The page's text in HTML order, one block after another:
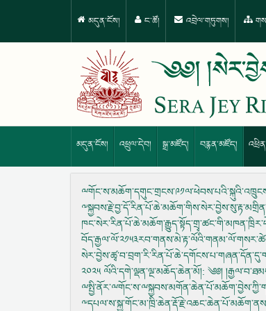
མདུན་ངོས། ང་ཚོ། འབྲེལ་གཏུགས།
མདུན་ངོས། འཕྲུལ་དེབ། སྒྲ་མཛོད། བརྙན་མཛོད།
༢༠༢༥ ལོའི་དགེ་ལྡན་ལྔ་མཆོད་ཆེན་མོ།: ༄༅།